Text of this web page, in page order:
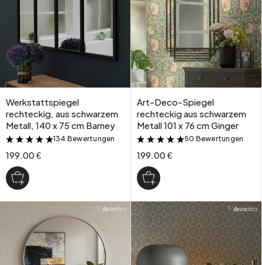
Werkstattspiegel
rechteckig, aus schwarzem
Metall, 140 x 75 cm Barney
&
134 Bewertungen
199.00 €
Art-Deco-Spiegel
rechteckig aus schwarzem
Metall 101 x 76 cm Ginger
&
50 Bewertungen
199.00 €